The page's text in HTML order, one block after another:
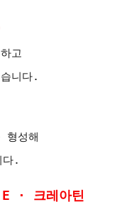
고
니다.
형성해
다.
· 크레아틴